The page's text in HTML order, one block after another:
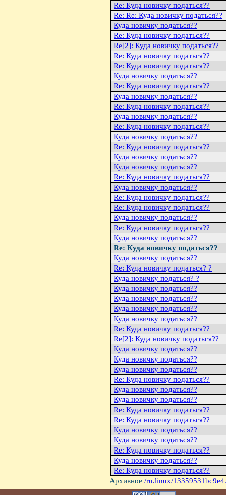
Re: Куда новичку податься??
Re: Re: Куда новичку податься??
Куда новичку податься??
Re: Куда новичку податься??
Re[2]: Куда новичку податься??
Re: Куда новичку податься??
Re: Куда новичку податься??
Куда новичку податься??
Re: Куда новичку податься??
Куда новичку податься??
Re: Куда новичку податься??
Куда новичку податься??
Re: Куда новичку податься??
Куда новичку податься??
Re: Куда новичку податься??
Куда новичку податься??
Куда новичку податься??
Re: Куда новичку податься??
Куда новичку податься??
Re: Куда новичку податься??
Re: Куда новичку податься??
Куда новичку податься??
Re: Куда новичку податься??
Куда новичку податься??
Re: Куда новичку податься??
Куда новичку податься??
Re: Куда новичку податься? ?
Куда новичку податься? ?
Куда новичку податься??
Куда новичку податься??
Куда новичку податься??
Куда новичку податься??
Re: Куда новичку податься??
Re[2]: Куда новичку податься??
Куда новичку податься??
Куда новичку податься??
Куда новичку податься??
Re: Куда новичку податься??
Куда новичку податься??
Куда новичку податься??
Re: Куда новичку податься??
Re: Куда новичку податься??
Куда новичку податься??
Куда новичку податься??
Re: Куда новичку податься??
Куда новичку податься??
Re: Куда новичку податься??
Архивное /ru.linux/